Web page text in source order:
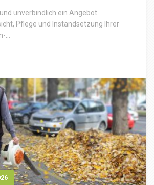
unverbindlich ein Angebot
Pflege und Instandsetzung Ihrer
…